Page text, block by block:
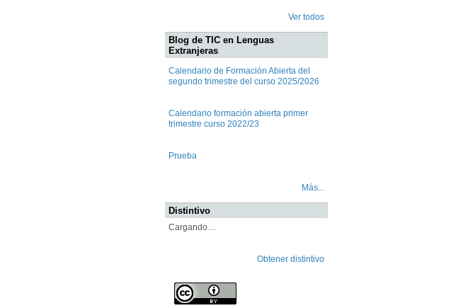
Ver todos
Blog de TIC en Lenguas
Extranjeras
Calendario de Formación Abierta del
segundo trimestre del curso 2025/2026
Calendario formación abierta primer
trimestre curso 2022/23
Prueba
Más...
Distintivo
Cargando…
Obtener distintivo